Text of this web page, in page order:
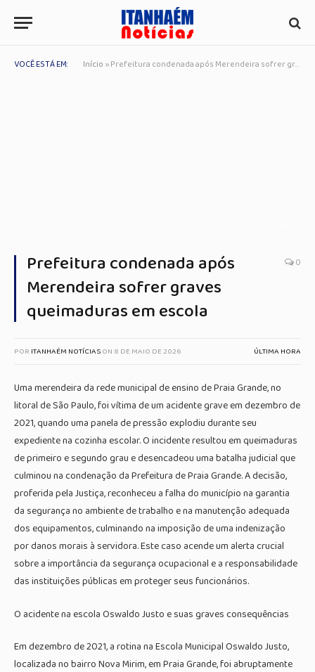
VOCÊ ESTÁ EM: Início »Prefeitura condenada após Merendeira sofrer graves queimaduras em escola
Prefeitura condenada após
Merendeira sofrer graves
queimaduras em escola
0
POR ITANHAÉM NOTÍCIASON 8 DE MAIO DE 2026 ÚLTIMA HORA
Uma merendeira da rede municipal de ensino de Praia Grande, no
litoral de São Paulo, foi vítima de um acidente grave em dezembro de
2021, quando uma panela de pressão explodiu durante seu
expediente na cozinha escolar. O incidente resultou em queimaduras
de primeiro e segundo grau e desencadeou uma batalha judicial que
culminou na condenação da Prefeitura de Praia Grande. A decisão,
proferida pela Justiça, reconheceu a falha do município na garantia
da segurança no ambiente de trabalho e na manutenção adequada
dos equipamentos, culminando na imposição de uma indenização
por danos morais à servidora. Este caso acende um alerta crucial
sobre a importância da segurança ocupacional e a responsabilidade
das instituições públicas em proteger seus funcionários.
O acidente na escola Oswaldo Justo e suas graves consequências
Em dezembro de 2021, a rotina na Escola Municipal Oswaldo Justo,
localizada no bairro Nova Mirim, em Praia Grande, foi abruptamente